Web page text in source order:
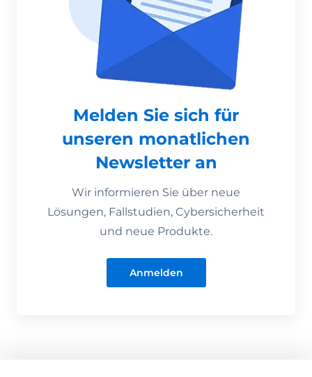
Melden Sie sich für
unseren monatlichen
Newsletter an
Wir informieren Sie über neue
Lösungen, Fallstudien, Cybersicherheit
und neue Produkte.
Anmelden